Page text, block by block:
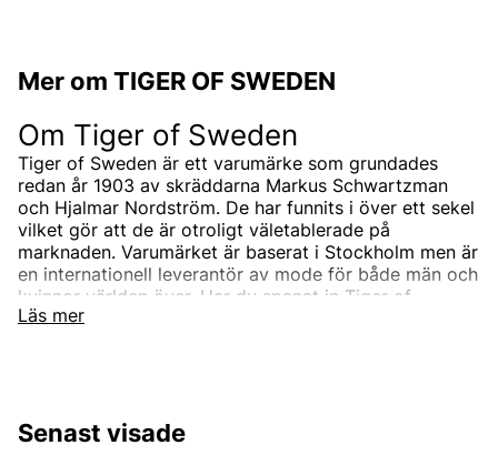
Mer om TIGER OF SWEDEN
Läs mer
Om Tiger of Sweden
Tiger of Sweden är ett varumärke som grundades
redan år 1903 av skräddarna Markus Schwartzman
och Hjalmar Nordström. De har funnits i över ett sekel
vilket gör att de är otroligt väletablerade på
marknaden. Varumärket är baserat i Stockholm men är
en internationell leverantör av mode för både män och
kvinnor världen över. Har du spanat in Tiger of
Swedens sortiment än? Vi erbjuder Tiger of Swedens
tidlöst och modernt. Produkterna är oftast enfärgade
Senast visade